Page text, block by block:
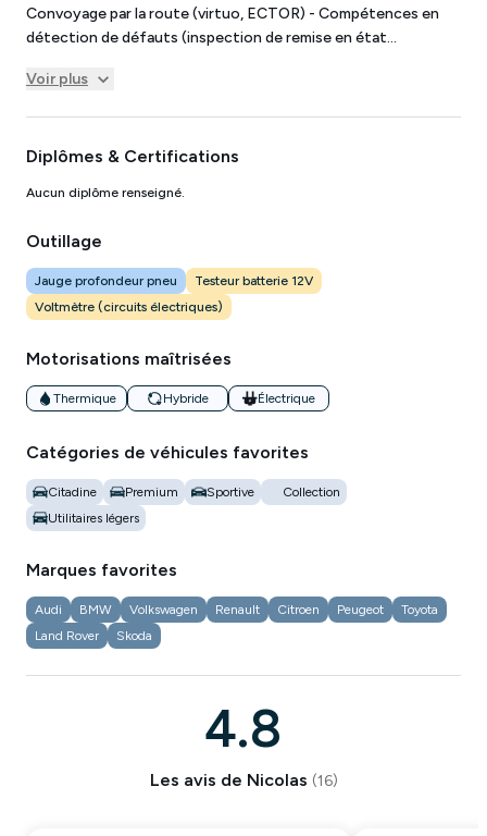
Convoyage par la route (virtuo, ECTOR) - Compétences en
détection de défauts (inspection de remise en état
expérience de terrain, j’ai tout appris en situation réelle,
Voir plus
Diplômes & Certifications
Aucun diplôme renseigné.
Outillage
Jauge profondeur pneu
Testeur batterie 12V
Voltmètre (circuits électriques)
Motorisations maîtrisées
Thermique Hybride Électrique
Catégories de véhicules favorites
Citadine Premium Sportive
Collection
Utilitaires légers
Marques favorites
Audi BMW Volkswagen Renault Citroen Peugeot
Toyota
Land Rover
Skoda
4.8
Les avis de Nicolas (16)